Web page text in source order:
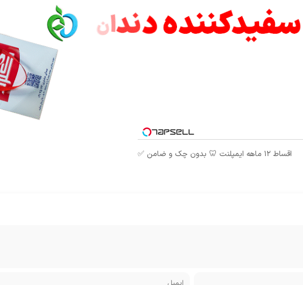
اقساط ۱۲ ماهه ایمپلنت 🦷 بدون چک و ضامن ✅